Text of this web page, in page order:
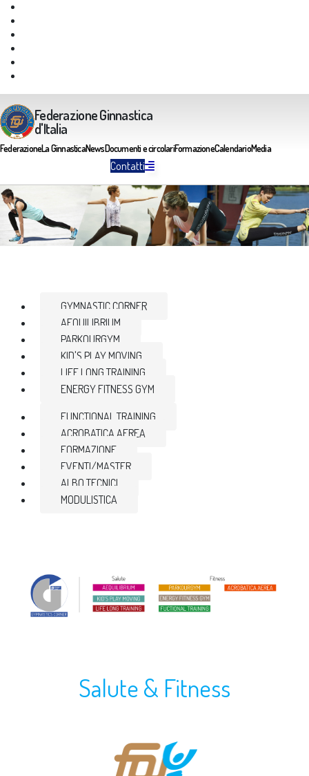
Federazione Ginnastica
d'Italia
FederazioneLa GinnasticaNewsDocumenti e circolariFormazioneCalendarioMedia
Contatti
GYMNASTIC CORNER
AEQUILIBRIUM
PARKOURGYM
KID'S PLAY MOVING
LIFE LONG TRAINING
ENERGY FITNESS GYM
FUNCTIONAL TRAINING
ACROBATICA AEREA
FORMAZIONE
EVENTI/MASTER
ALBO TECNICI
MODULISTICA
Salute & Fitness